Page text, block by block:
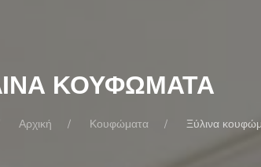
ΚΟΥΦΏΜΑΤΑ
Αρχική Κουφώματα Ξύλινα